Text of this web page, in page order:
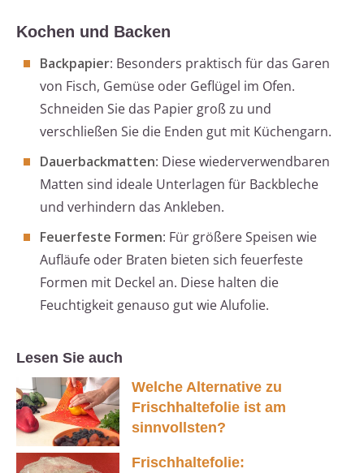
Kochen und Backen
Backpapier: Besonders praktisch für das Garen
von Fisch, Gemüse oder Geflügel im Ofen.
Schneiden Sie das Papier groß zu und
verschließen Sie die Enden gut mit Küchengarn.
Dauerbackmatten: Diese wiederverwendbaren
Matten sind ideale Unterlagen für Backbleche
und verhindern das Ankleben.
Feuerfeste Formen: Für größere Speisen wie
Aufläufe oder Braten bieten sich feuerfeste
Formen mit Deckel an. Diese halten die
Feuchtigkeit genauso gut wie Alufolie.
Lesen Sie auch
Welche Alternative zu
Frischhaltefolie ist am
sinnvollsten?
Frischhaltefolie: